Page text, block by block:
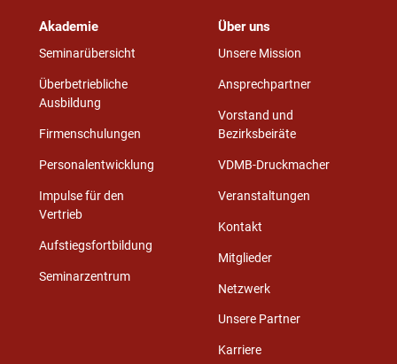
Akademie
Seminarübersicht
Überbetriebliche
Ausbildung
Firmenschulungen
Personalentwicklung
Impulse für den
Vertrieb
Aufstiegsfortbildung
Seminarzentrum
Über uns
Unsere Mission
Ansprechpartner
Vorstand und
Bezirksbeiräte
VDMB-Druckmacher
Veranstaltungen
Kontakt
Mitglieder
Netzwerk
Unsere Partner
Karriere